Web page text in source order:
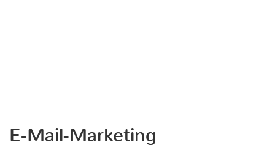
E-Mail-Marketing